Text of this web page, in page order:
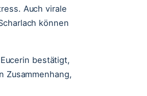
Auch virale
können
bestätigt,
Zusammenhang,